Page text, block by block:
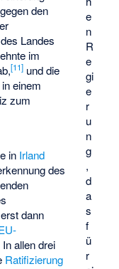
e
n
R
e
gi
e
r
u
n
g
,
d
a
s
f
ü
r
gegen den
Landes
im
[11] und die
einem
zum
in Irland
des
dann
allen drei
Ratifizierung